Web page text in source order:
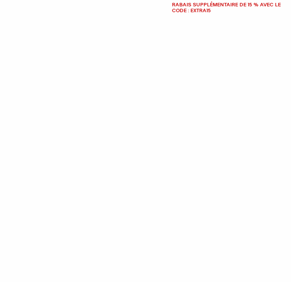
RABAIS SUPPLÉMENTAIRE DE 15 % AVEC LE
CODE : EXTRA15